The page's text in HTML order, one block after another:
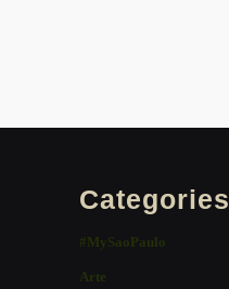
Categories
#MySaoPaulo
Arte